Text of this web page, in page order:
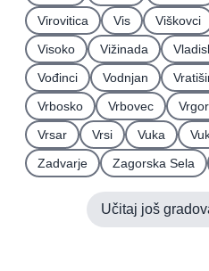
Virovitica
Vis Viškovci
Visoko
Vižinada
Vođinci
Vodnjan
Vrbosko
Vrbovec
Vrsar
Vrsi Vuka
Zadvarje
Zagorska Sela
Učitaj još